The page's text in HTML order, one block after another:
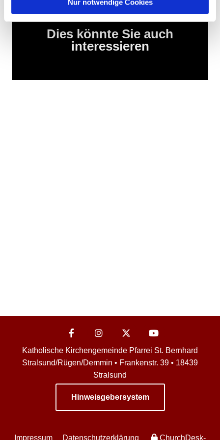
Nur notwendige Cookies
Dies könnte Sie auch
interessieren
Katholische Kirchengemeinde Pfarrei St. Bernhard
Stralsund/Rügen/Demmin • Frankenstr. 39 • 18439
Stralsund
Hinweisgebersystem
Impressum Datenschutzerklärung ChurchDesk-